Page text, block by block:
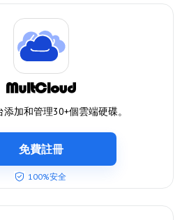
加和管理30+個雲端硬碟。
免費註冊
100%安全